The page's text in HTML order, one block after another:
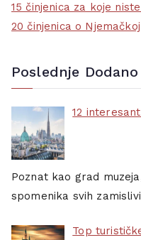
15 činjenica za koje
20 činjenica o
Poslednje Dodano
12
Poznat kao grad
spomenika svih
Top